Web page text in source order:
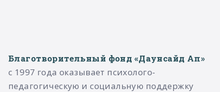
Благотворительный фонд «Даунсайд Ап»
с 1997 года оказывает психолого-
педагогическую и социальную поддержку